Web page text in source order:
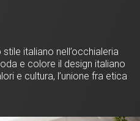
italiano nell’occhialeria
e colore il design italiano
e cultura, l’unione fra etica